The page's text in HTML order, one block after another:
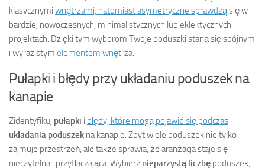
klasycznymi wnętrzami, natomiast asymetryczne sprawdząsię w
bardziej nowoczesnych, minimalistycznych lub eklektycznych
projektach. Dzięki tym wyborom Twoje poduszki staną się spójnym
i wyrazistym elementem wnętrza
Pułapki i błędy przy układaniu poduszek na
kanapie
Zidentyfikuj pułapki i błędy, które mogą pojawić się podczas
układania poduszek na kanapie. Zbyt wiele poduszek nie tylko
zajmuje przestrzeń, ale także sprawia, że aranżacja staje się
nieczytelna i przytłaczająca. Wybierz nieparzystą liczbę poduszek,